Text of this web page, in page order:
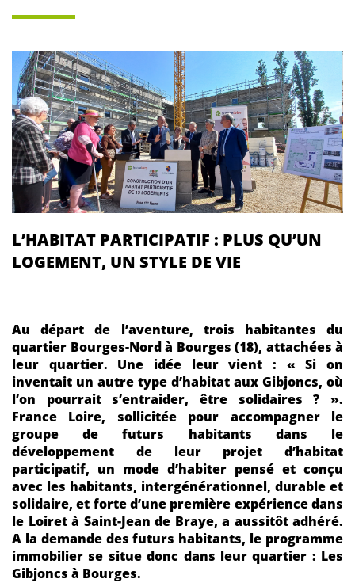
L’HABITAT PARTICIPATIF : PLUS QU’UN
LOGEMENT, UN STYLE DE VIE
Au départ de l’aventure, trois habitantes du
quartier Bourges-Nord à Bourges (18), attachées à
leur quartier. Une idée leur vient : « Si on
inventait un autre type d’habitat aux Gibjoncs, où
l’on pourrait s’entraider, être solidaires ? ».
France Loire, sollicitée pour accompagner le
groupe de futurs habitants dans le
développement de leur projet d’habitat
participatif, un mode d’habiter pensé et conçu
avec les habitants, intergénérationnel, durable et
solidaire, et forte d’une première expérience dans
le Loiret à Saint-Jean de Braye, a aussitôt adhéré.
A la demande des futurs habitants, le programme
immobilier se situe donc dans leur quartier : Les
Gibjoncs à Bourges.